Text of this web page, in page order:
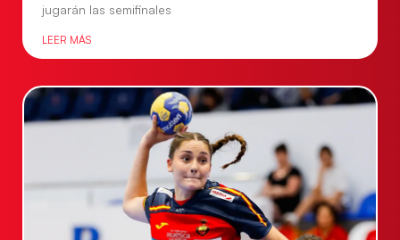
jugarán las semifinales
LEER MÁS